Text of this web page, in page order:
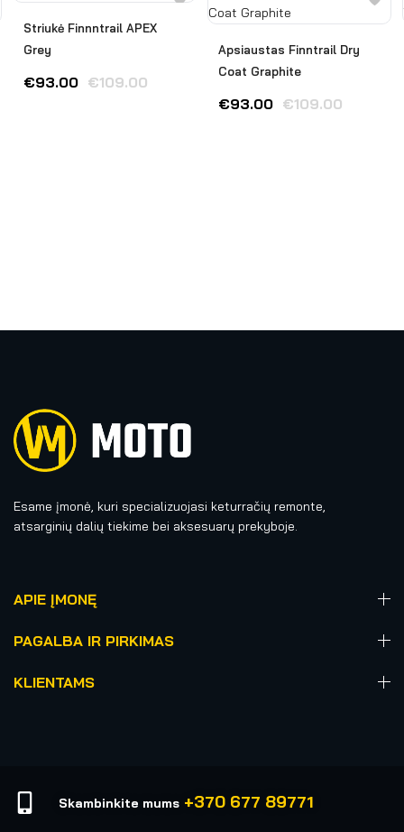
Striukė Finnntrail APEX
Grey
€109.00
€93.00
Apsiaustas Finntrail Dry
Coat Graphite
€109.00
€93.00
Esame įmonė, kuri specializuojasi keturračių remonte,
atsarginių dalių tiekime bei aksesuarų prekyboje.
APIE ĮMONĘ
PAGALBA IR PIRKIMAS
KLIENTAMS
Skambinkite mums +370 677 89771